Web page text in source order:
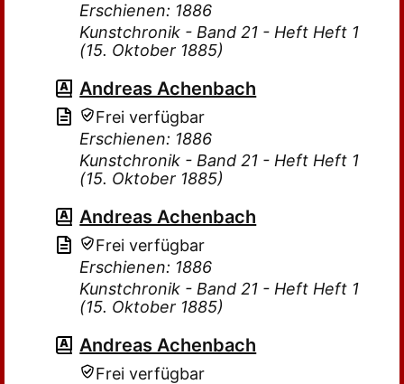
Erschienen: 1886
Kunstchronik - Band 21 - Heft Heft 1
(15. Oktober 1885)
Andreas Achenbach
Frei verfügbar
Erschienen: 1886
Kunstchronik - Band 21 - Heft Heft 1
(15. Oktober 1885)
Andreas Achenbach
Frei verfügbar
Erschienen: 1886
Kunstchronik - Band 21 - Heft Heft 1
(15. Oktober 1885)
Andreas Achenbach
Frei verfügbar